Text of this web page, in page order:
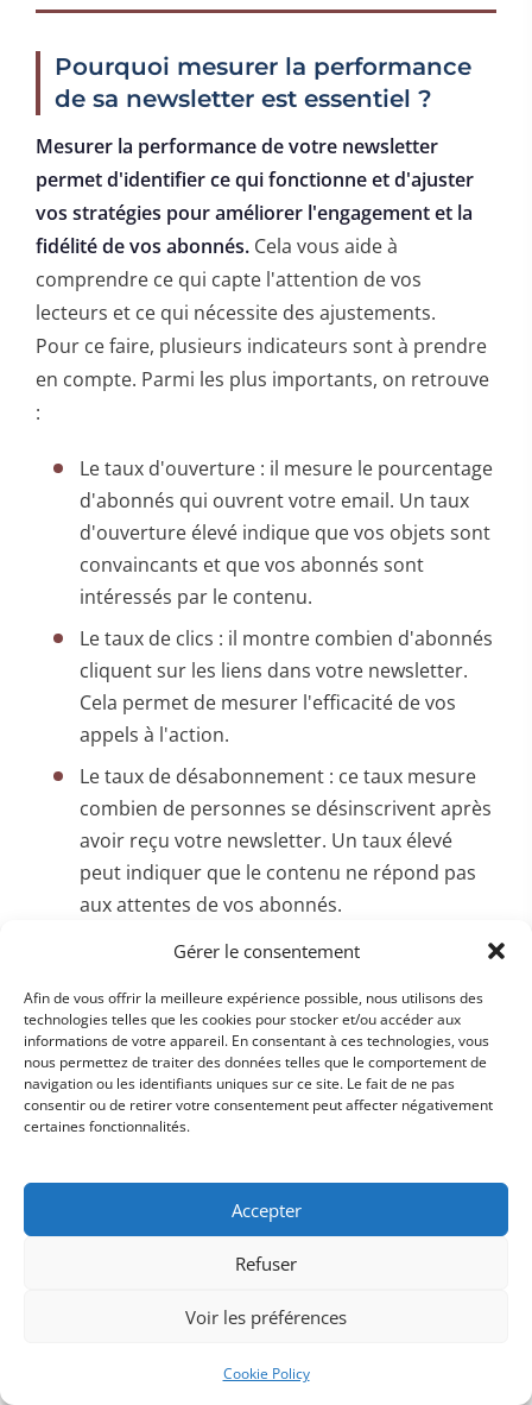
Gérer le consentement
Afin de vous offrir la meilleure expérience possible, nous utilisons des
technologies telles que les cookies pour stocker et/ou accéder aux
informations de votre appareil. En consentant à ces technologies, vous
nous permettez de traiter des données telles que le comportement de
navigation ou les identifiants uniques sur ce site. Le fait de ne pas
consentir ou de retirer votre consentement peut affecter négativement
certaines fonctionnalités.
Accepter
Refuser
Voir les préférences
Cookie Policy
Pourquoi mesurer la performance
de sa newsletter est essentiel ?
Mesurer la performance de votre newsletter
permet d'identifier ce qui fonctionne et d'ajuster
vos stratégies pour améliorer l'engagement et la
fidélité de vos abonnés. Cela vous aide à
comprendre ce qui capte l'attention de vos
lecteurs et ce qui nécessite des ajustements.
Pour ce faire, plusieurs indicateurs sont à prendre
en compte. Parmi les plus importants, on retrouve
:
Le taux d'ouverture : il mesure le pourcentage
d'abonnés qui ouvrent votre email. Un taux
d'ouverture élevé indique que vos objets sont
convaincants et que vos abonnés sont
intéressés par le contenu.
Le taux de clics : il montre combien d'abonnés
cliquent sur les liens dans votre newsletter.
Cela permet de mesurer l'efficacité de vos
appels à l'action.
Le taux de désabonnement : ce taux mesure
combien de personnes se désinscrivent après
avoir reçu votre newsletter. Un taux élevé
peut indiquer que le contenu ne répond pas
aux attentes de vos abonnés.
sa newsletter ?
L'analyse des données permet de comprendre les
préférences de vos abonnés et d'optimiser votre
contenu.Vous pouvez utiliser des outils d'analytics
des plateformes de CRM spécialisées commeles
, permettent de recueillir des données
détaillées sur les comportements des abonnés.
partir des horaires d'ouverture des emails, des
contenus qui génèrent le plus de clics.